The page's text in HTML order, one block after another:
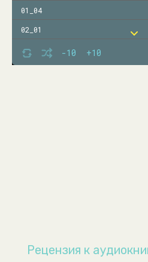
-10 +10
01_04
02_01
02_02
02_03
Рецензия к